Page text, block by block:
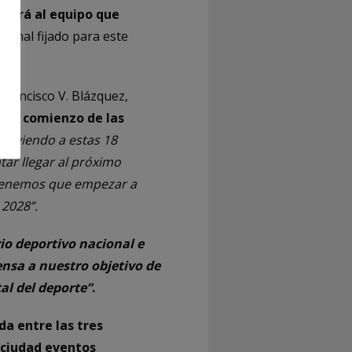
al equipo que
fijado para este
V. Blázquez,
comienzo de las
viendo a estas 18
llegar al próximo
que empezar a
deportivo nacional e
a nuestro objetivo de
del deporte”.
entre las tres
eventos